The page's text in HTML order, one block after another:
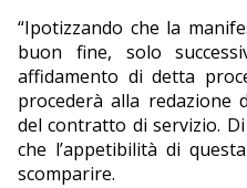
“Ipotizzando che la
buon fine, solo
affidamento di detta
procederà alla redazione
del contratto di servizio.
che l’appetibilità di
scomparire.